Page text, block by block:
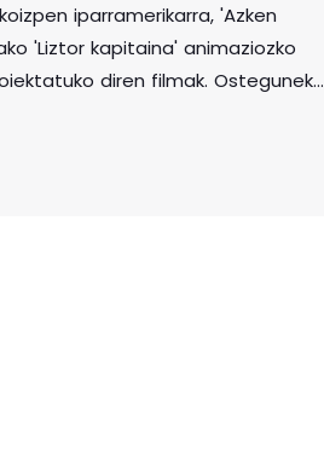
iparramerikarra, 'Azken
'Liztor kapitaina' animaziozko
diren filmak. Osteguneko
eskainiko du. Amatasunari